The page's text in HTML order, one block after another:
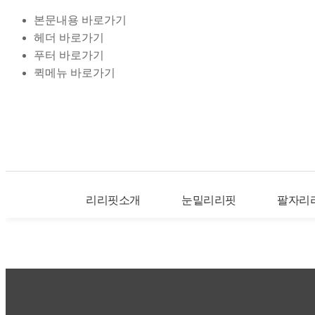
본문내용 바로가기
헤더 바로가기
푸터 바로가기
퀵메뉴 바로가기
리리핏소개 눈밑리리핏 팔자리